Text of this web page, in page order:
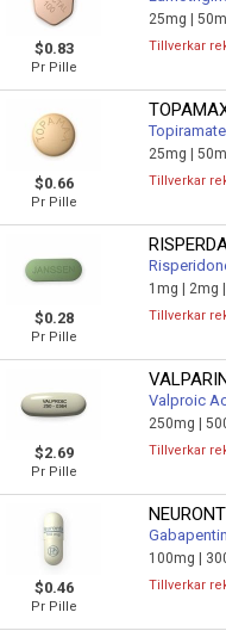
$0.83
Pr Pille
25mg |
Tillverkar
$0.66
Pr Pille
Topiramate
25mg |
Tillverkar
$0.28
Pr Pille
1mg | 2mg |
Tillverkar
$2.69
Pr Pille
Valproic
250mg |
Tillverkar
$0.46
Pr Pille
Gabapentin
100mg |
Tillverkar